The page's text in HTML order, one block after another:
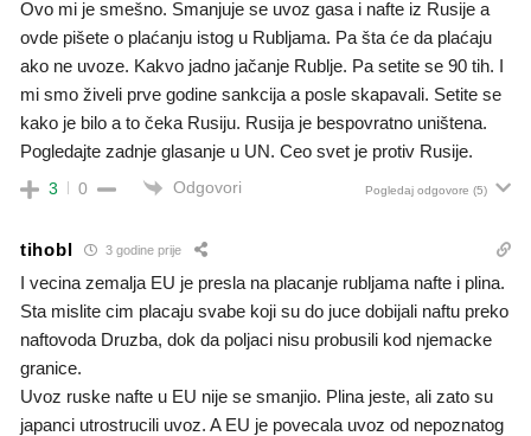
Ovo mi je smešno. Smanjuje se uvoz gasa i nafte iz Rusije a
ovde pišete o plaćanju istog u Rubljama. Pa šta će da plaćaju
ako ne uvoze. Kakvo jadno jačanje Rublje. Pa setite se 90 tih. I
mi smo živeli prve godine sankcija a posle skapavali. Setite se
kako je bilo a to čeka Rusiju. Rusija je bespovratno uništena.
Pogledajte zadnje glasanje u UN. Ceo svet je protiv Rusije.
3 0 Odgovori Pogledaj odgovore (5)
tihobl 3 godine prije
I vecina zemalja EU je presla na placanje rubljama nafte i plina.
Sta mislite cim placaju svabe koji su do juce dobijali naftu preko
naftovoda Druzba, dok da poljaci nisu probusili kod njemacke
granice.
Uvoz ruske nafte u EU nije se smanjio. Plina jeste, ali zato su
japanci utrostrucili uvoz. A EU je povecala uvoz od nepoznatog